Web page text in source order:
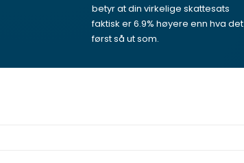
betyr at din virkelige skattesats
faktisk er 6.9% høyere enn hva det
først så ut som.